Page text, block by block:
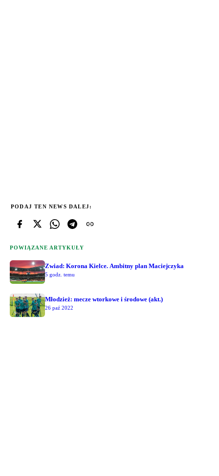
PODAJ TEN NEWS DALEJ:
POWIĄZANE ARTYKUŁY
Zwiad: Korona Kielce. Ambitny plan Maciejczyka
5 godz. temu
Młodzież: mecze wtorkowe i środowe (akt.)
26 paź 2022